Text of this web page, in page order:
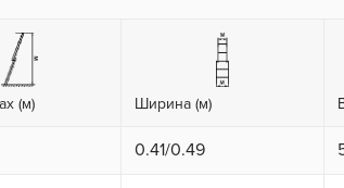
(м) Ширина (м)
0.41/0.49